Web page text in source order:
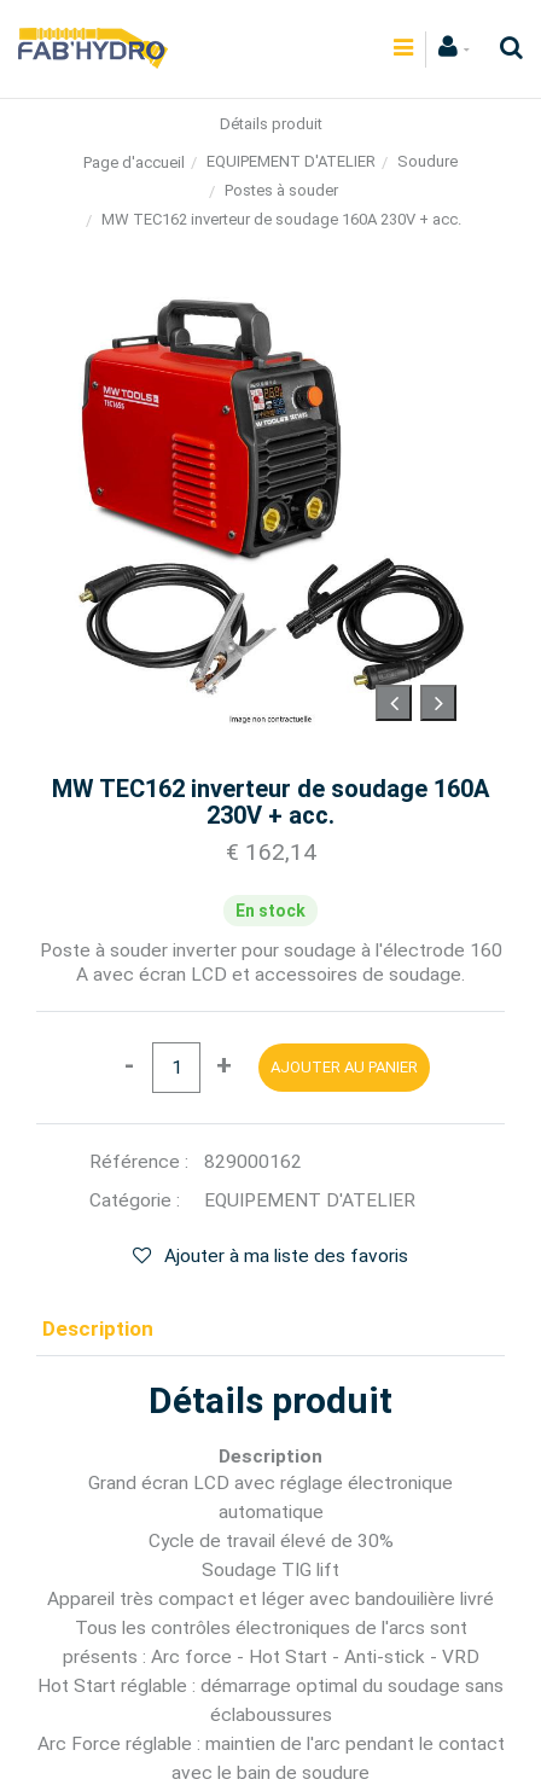
Détails produit
Page d'accueil EQUIPEMENT D'ATELIER
Soudure
Postes à souder
MW TEC162 inverteur de soudage 160A 230V + acc.
MW TEC162 inverteur de soudage 160A
230V + acc.
€ 162,14
En stock
Poste à souder inverter pour soudage à l'électrode 160
A avec écran LCD et accessoires de soudage.
- + AJOUTER AU PANIER
Référence :
829000162
Catégorie :
EQUIPEMENT D'ATELIER
Ajouter à ma liste des favoris
Description
Détails produit
Description
Grand écran LCD avec réglage électronique
automatique
Cycle de travail élevé de 30%
Soudage TIG lift
Appareil très compact et léger avec bandouilière livré
Tous les contrôles électroniques de l'arcs sont
présents : Arc force - Hot Start - Anti-stick - VRD
Hot Start réglable : démarrage optimal du soudage sans
éclaboussures
Arc Force réglable : maintien de l'arc pendant le contact
avec le bain de soudure